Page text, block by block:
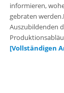
informieren,
gebraten
Auszubildenden
[Vollständigen